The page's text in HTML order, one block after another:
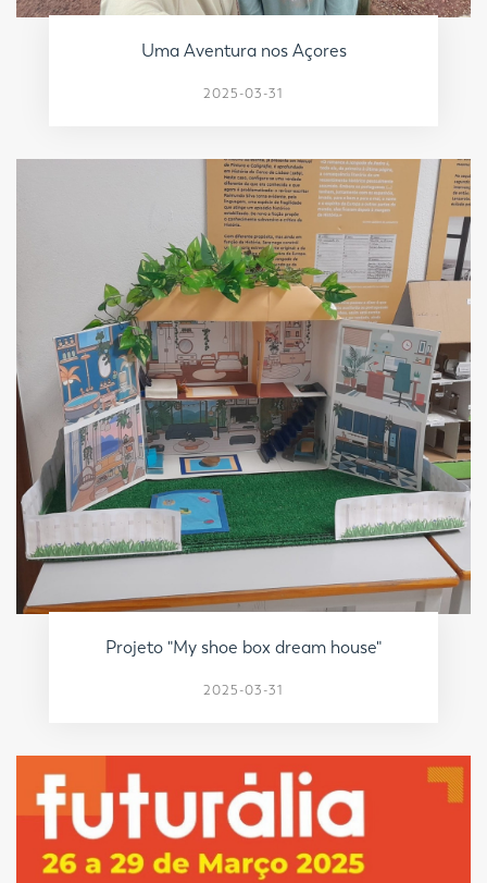
Uma Aventura nos Açores
2025-03-31
Projeto "My shoe box dream house"
2025-03-31